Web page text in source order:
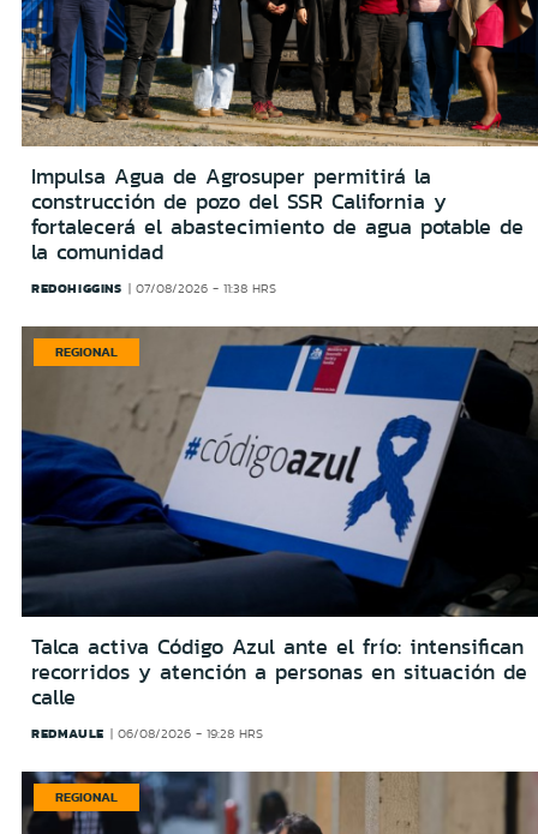
Impulsa Agua de Agrosuper permitirá la
construcción de pozo del SSR California y
fortalecerá el abastecimiento de agua potable de
la comunidad
REDOHIGGINS 07/08/2026 - 11:38 HRS
REGIONAL
Talca activa Código Azul ante el frío: intensifican
recorridos y atención a personas en situación de
calle
REDMAULE 06/08/2026 - 19:28 HRS
REGIONAL